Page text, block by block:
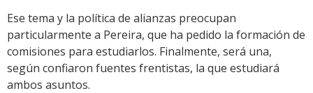
Ese tema y la política de alianzas preocupan
particularmente a Pereira, que ha pedido la formación de
comisiones para estudiarlos. Finalmente, será una,
según confiaron fuentes frentistas, la que estudiará
ambos asuntos.